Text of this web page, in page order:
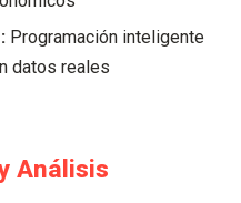
Programación inteligente
datos reales
Análisis